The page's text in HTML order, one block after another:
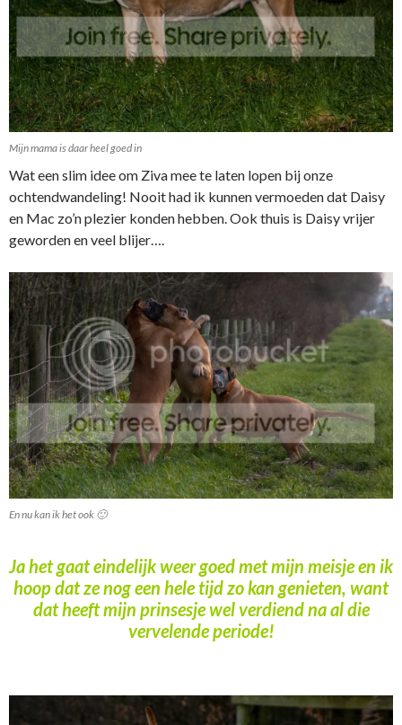
Mijn mama is daar heel goed in
Wat een slim idee om Ziva mee te laten lopen bij onze
ochtendwandeling! Nooit had ik kunnen vermoeden dat Daisy
en Mac zo’n plezier konden hebben. Ook thuis is Daisy vrijer
geworden en veel blijer….
En nu kan ik het ook 🙂
Ja het gaat eindelijk weer goed met mijn meisje en ik
hoop dat ze nog een hele tijd zo kan genieten, want
dat heeft mijn prinsesje wel verdiend na al die
vervelende periode!